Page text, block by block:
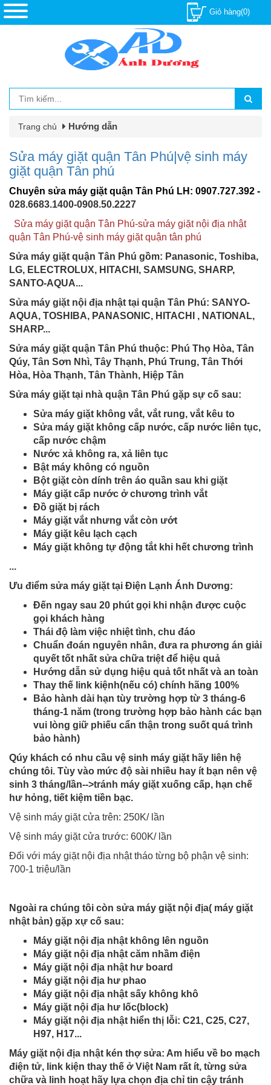
Giỏ hàng(0)
Trang chủ Hướng dẫn
Sửa máy giặt quận Tân Phú|vệ sinh máy
giặt quận Tân phú
Chuyên sửa máy giặt quận Tân Phú LH: 0907.727.392 -
028.6683.1400-0908.50.2227
Sửa máy giặt quận Tân Phú-sửa máy giặt nội địa nhật
quận Tân Phú-vệ sinh máy giặt quận tân phú
Sửa máy giặt quận Tân Phú gồm: Panasonic, Toshiba,
LG, ELECTROLUX, HITACHI, SAMSUNG, SHARP,
SANTO-AQUA...
Sửa máy giặt nội địa nhật tại quận Tân Phú: SANYO-
AQUA, TOSHIBA, PANASONIC, HITACHI , NATIONAL,
SHARP...
Sửa máy giặt quận Tân Phú thuộc: Phú Thọ Hòa, Tân
Qúy, Tân Sơn Nhì, Tây Thạnh, Phú Trung, Tân Thới
Hòa, Hòa Thạnh, Tân Thành, Hiệp Tân
Sửa máy giặt tại nhà quận Tân Phú gặp sự cố sau:
Sửa máy giặt không vắt, vắt rung, vắt kêu to
Sửa máy giặt không cấp nước, cấp nước liên tục,
cấp nước chậm
Nước xả không ra, xả liên tục
Bật máy không có nguồn
Bột giặt còn dính trên áo quần sau khi giặt
Máy giặt cấp nước ở chương trình vắt
Đồ giặt bị rách
Máy giặt vắt nhưng vắt còn ướt
Máy giặt kêu lạch cạch
Máy giặt không tự động tắt khi hết chương trình
...
Ưu điểm sửa máy giặt tại Điện Lạnh Ánh Dương:
Đến ngay sau 20 phút gọi khi nhận được cuộc
gọi khách hàng
Thái độ làm việc nhiệt tình, chu đáo
Chuẩn đoán nguyên nhân, đưa ra phương án giải
quyết tốt nhất sửa chữa triệt để hiệu quả
Hướng dẫn sử dụng hiệu quả tốt nhất và an toàn
Thay thế link kiệnh(nếu có) chính hãng 100%
Bảo hành dài hạn tùy trường hợp từ 3 tháng-6
tháng-1 năm (trong trường hợp bảo hành các bạn
vui lòng giữ phiếu cẩn thận trong suốt quá trình
bảo hành)
Qúy khách có nhu cầu vệ sinh máy giặt hãy liên hệ
chúng tôi. Tùy vào mức độ sài nhiều hay ít bạn nên vệ
sinh 3 tháng/lần-->tránh máy giặt xuống cấp, hạn chế
hư hỏng, tiết kiệm tiền bạc.
Vệ sinh máy giặt cửa trên: 250K/ lần
Vệ sinh máy giặt cửa trước: 600K/ lần
Đối với máy giặt nội địa nhật tháo từng bộ phận vệ sinh:
700-1 triệu/lần
Ngoài ra chúng tôi còn sửa máy giặt nội địa( máy giặt
nhật bản) gặp xự cố sau:
Máy giặt nội địa nhật không lên nguồn
Máy giặt nội địa nhật căm nhầm điện
Máy giặt nội địa nhật hư board
Máy giặt nội địa hư phao
Máy giặt nội địa nhật sấy không khô
Máy giặt nội địa hư lốc(block)
Máy giặt nội địa nhật hiển thị lỗi: C21, C25, C27,
H97, H17...
Máy giặt nội địa nhật kén thợ sửa: Am hiểu về bo mạch
điện tử, link kiện thay thế ở Việt Nam rất ít, từng sửa
chữa và linh hoạt hãy lựa chọn địa chỉ tin cậy tránh